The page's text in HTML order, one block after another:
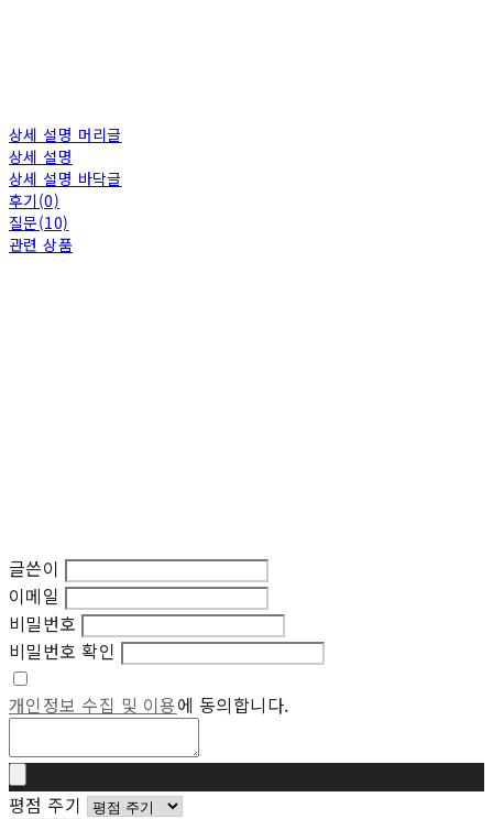
상세 설명 머리글
상세 설명
상세 설명 바닥글
후기(0)
질문(10)
관련 상품
글쓴이
이메일
비밀번호
비밀번호 확인
개인정보 수집 및 이용에 동의합니다.
평점 주기